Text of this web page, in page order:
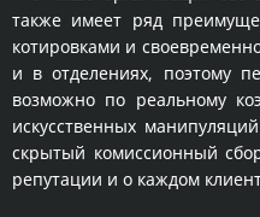
также имеет ряд
котировками и
и в отделениях, поэтому
возможно по реальному
искусственных
скрытый комиссионный
репутации и о каждом